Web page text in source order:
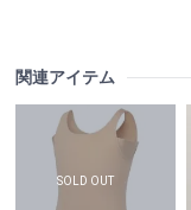
関連アイテム